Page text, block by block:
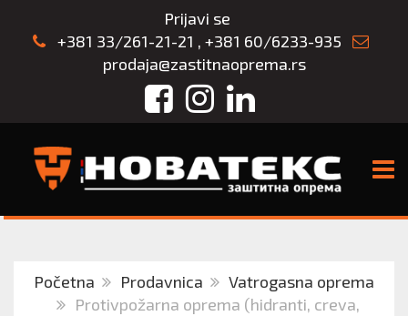
Prijavi se
+381 33/261-21-21 , +381 60/6233-935
prodaja@zastitnaoprema.rs
FacebookInstagram
LinkedIn
Početna Prodavnica
Vatrogasna oprema
Protivpožarna oprema (hidranti, creva,